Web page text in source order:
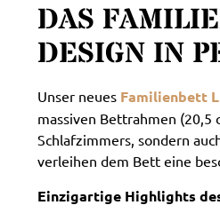
DAS
DESIGN IN
Unser neues Familienbett
massiven Bettrahmen
Schlafzimmers, sondern
verleihen dem Bett eine
Einzigartige Highlights